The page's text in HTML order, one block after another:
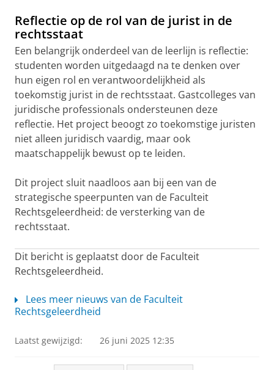
Reflectie op de rol van de jurist in de
rechtsstaat
Een belangrijk onderdeel van de leerlijn is reflectie:
studenten worden uitgedaagd na te denken over
hun eigen rol en verantwoordelijkheid als
toekomstig jurist in de rechtsstaat. Gastcolleges van
juridische professionals ondersteunen deze
reflectie. Het project beoogt zo toekomstige juristen
niet alleen juridisch vaardig, maar ook
maatschappelijk bewust op te leiden.
Dit project sluit naadloos aan bij een van de
strategische speerpunten van de Faculteit
Rechtsgeleerdheid: de versterking van de
rechtsstaat.
Dit bericht is geplaatst door de Faculteit
Rechtsgeleerdheid.
Lees meer nieuws van de Faculteit
Rechtsgeleerdheid
Laatst gewijzigd: 26 juni 2025 12:35